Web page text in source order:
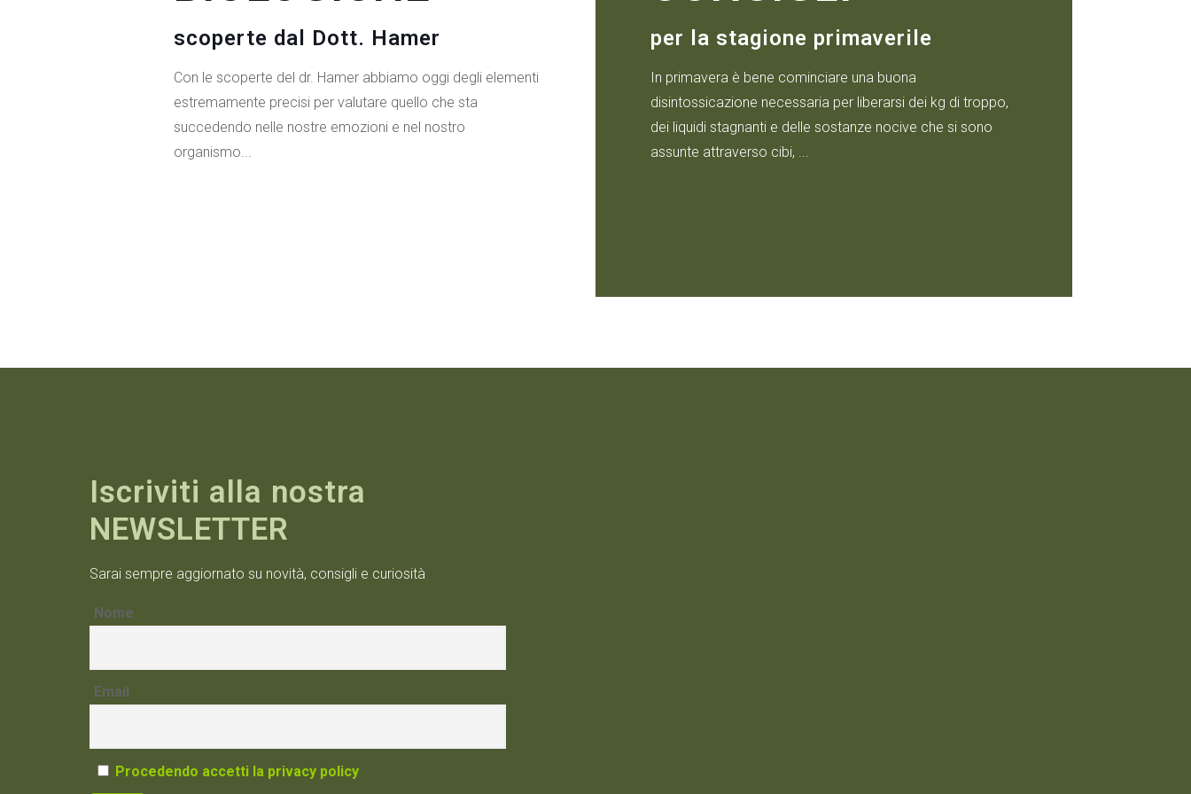
scoperte dal Dott. Hamer
Con le scoperte del dr. Hamer abbiamo oggi degli elementi
estremamente precisi per valutare quello che sta
succedendo nelle nostre emozioni e nel nostro
organismo...
per la stagione primaverile
In primavera è bene cominciare una buona
disintossicazione necessaria per liberarsi dei kg di troppo,
dei liquidi stagnanti e delle sostanze nocive che si sono
assunte attraverso cibi, ...
Iscriviti alla nostra
NEWSLETTER
Sarai sempre aggiornato su novità, consigli e curiosità
Nome
Email
Procedendo accetti la privacy policy